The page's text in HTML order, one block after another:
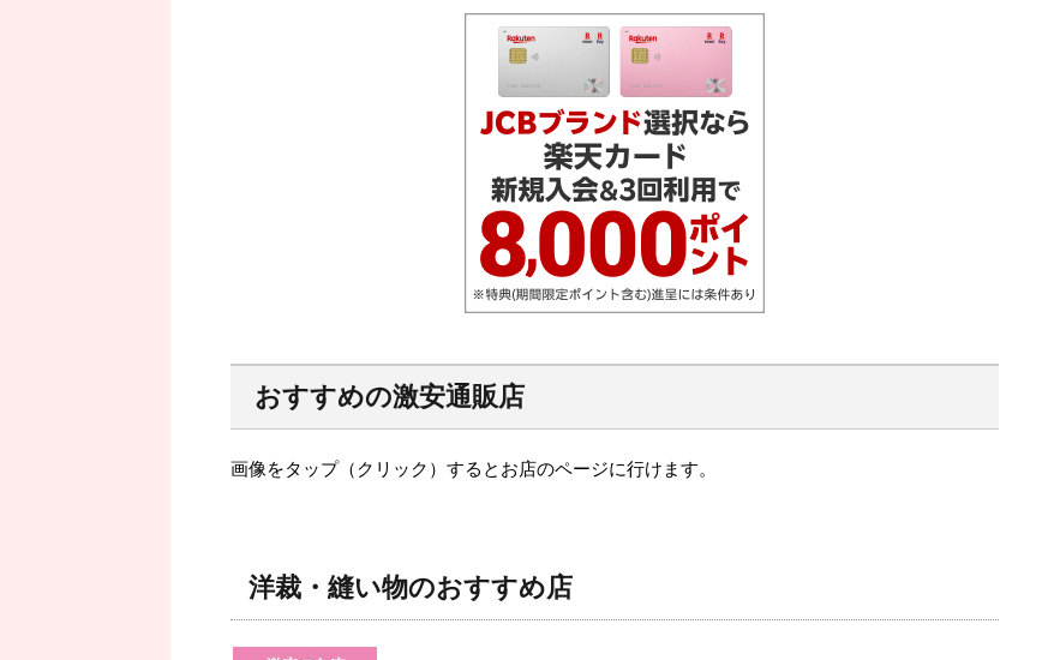
おすすめの激安通販店
画像をタップ（クリック）するとお店のページに行けます。
洋裁・縫い物のおすすめ店